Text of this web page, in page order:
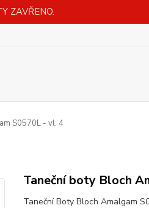
ZAVŘENO.
S0570L - vl. 4
Taneční boty Bloch
Taneční Boty Bloch Amalgam